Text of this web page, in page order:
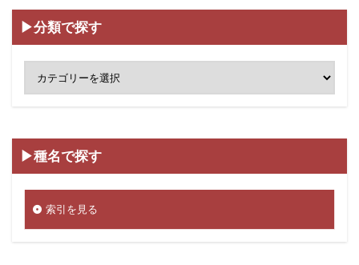
▶分類で探す
▶種名で探す
索引を見る